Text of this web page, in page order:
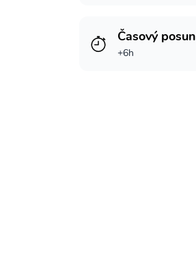
Časový posun
+6h